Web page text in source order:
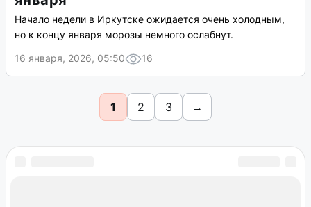
дней за 150 лет метеонаблюдений.
20 января, 2026, 04:31
16